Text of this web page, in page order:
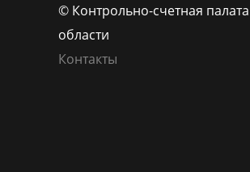
© Контрольно-счетная
области
Контакты